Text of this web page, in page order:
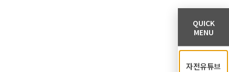
QUICK
MENU
자전유튜브